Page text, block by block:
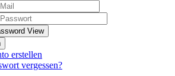
View
erstellen
vergessen?